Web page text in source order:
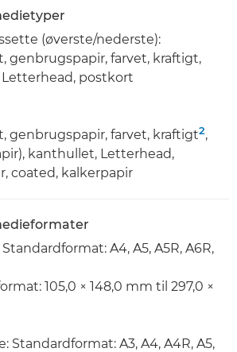
(øverste/nederste):
genbrugspapir, farvet, kraftigt,
postkort
genbrugspapir, farvet, kraftigt2,
kanthullet, Letterhead,
coated, kalkerpapir
A4, A5, A5R, A6R,
105,0 × 148,0 mm til 297,0 ×
Standardformat: A3, A4, A4R, A5,